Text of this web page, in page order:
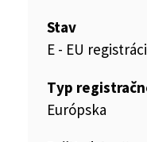
Stav
E - EU
Typ
Európska